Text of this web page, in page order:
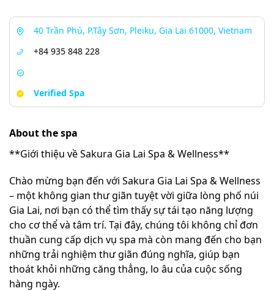
40 Trần Phú, P.Tây Sơn, Pleiku, Gia Lai 61000, Vietnam
+84 935 848 228
Verified Spa
About the spa
**Giới thiệu về Sakura Gia Lai Spa & Wellness**
Chào mừng bạn đến với Sakura Gia Lai Spa & Wellness
– một không gian thư giãn tuyệt vời giữa lòng phố núi
Gia Lai, nơi bạn có thể tìm thấy sự tái tạo năng lượng
cho cơ thể và tâm trí. Tại đây, chúng tôi không chỉ đơn
thuần cung cấp dịch vụ spa mà còn mang đến cho bạn
những trải nghiệm thư giãn đúng nghĩa, giúp bạn
thoát khỏi những căng thẳng, lo âu của cuộc sống
hàng ngày.